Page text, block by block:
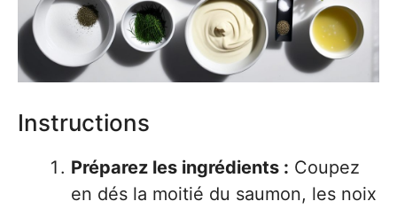
Instructions
Préparez les ingrédients : Coupez
en dés la moitié du saumon, les noix